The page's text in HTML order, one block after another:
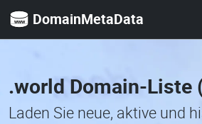
DomainMetaData
.world Domain-Liste
Laden Sie neue, aktive und